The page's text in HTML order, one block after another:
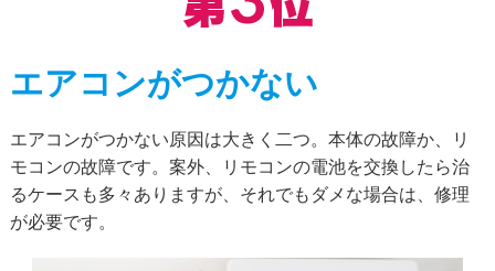
エアコンがつかない
エアコンがつかない原因は大きく二つ。本体の故障か、リ
モコンの故障です。案外、リモコンの電池を交換したら治
るケースも多々ありますが、それでもダメな場合は、修理
が必要です。